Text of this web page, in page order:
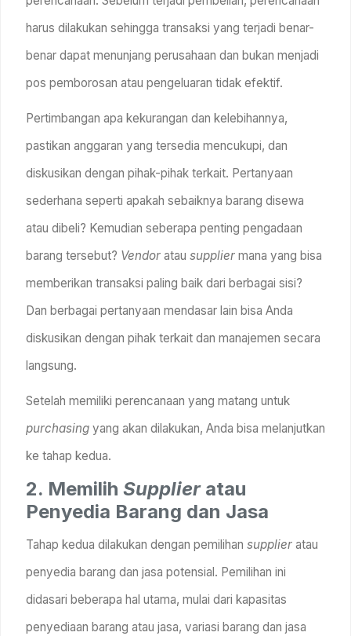
harus dilakukan sehingga transaksi yang terjadi benar-
benar dapat menunjang perusahaan dan bukan menjadi
pos pemborosan atau pengeluaran tidak efektif.
Pertimbangan apa kekurangan dan kelebihannya,
pastikan anggaran yang tersedia mencukupi, dan
diskusikan dengan pihak-pihak terkait. Pertanyaan
sederhana seperti apakah sebaiknya barang disewa
atau dibeli? Kemudian seberapa penting pengadaan
barang tersebut? Vendor atau supplier mana yang bisa
memberikan transaksi paling baik dari berbagai sisi?
Dan berbagai pertanyaan mendasar lain bisa Anda
diskusikan dengan pihak terkait dan manajemen secara
langsung.
Setelah memiliki perencanaan yang matang untuk
purchasing yang akan dilakukan, Anda bisa melanjutkan
ke tahap kedua.
2. Memilih Supplieratau
Penyedia Barang dan Jasa
Tahap kedua dilakukan dengan pemilihan supplier atau
penyedia barang dan jasa potensial. Pemilihan ini
didasari beberapa hal utama, mulai dari kapasitas
penyediaan barang atau jasa, variasi barang dan jasa